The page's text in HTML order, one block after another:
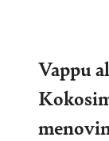
Vappu